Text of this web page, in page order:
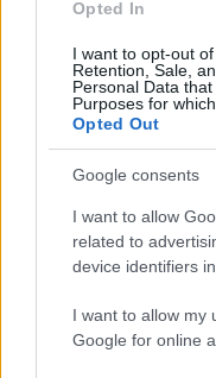
Opted In
I want to opt-out
Retention, Sale,
Personal Data
Purposes for
Opted Out
Google consents
I want to allow
related to
device identifiers
I want to allow my
Google for online
Μάρκος
παίξω στην
θα ξαναπροσπαθήσω